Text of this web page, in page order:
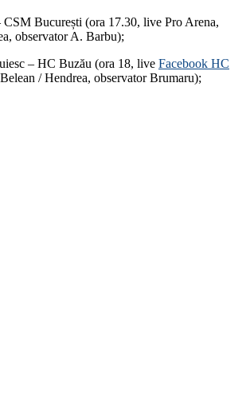
București (ora 17.30, live Pro Arena,
observator A. Barbu);
– HC Buzău (ora 18, live Facebook HC
/ Hendrea, observator Brumaru);